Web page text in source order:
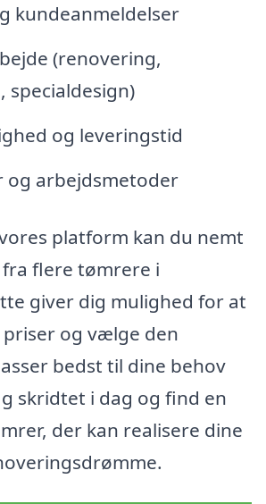
kundeanmeldelser
(renovering,
specialdesign)
og leveringstid
og arbejdsmetoder
platform kan du nemt
flere tømrere i
giver dig mulighed for at
og vælge den
bedst til dine behov
skridtet i dag og find en
der kan realisere dine